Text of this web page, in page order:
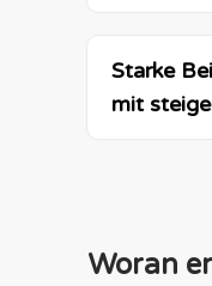
Starke
mit
Woran